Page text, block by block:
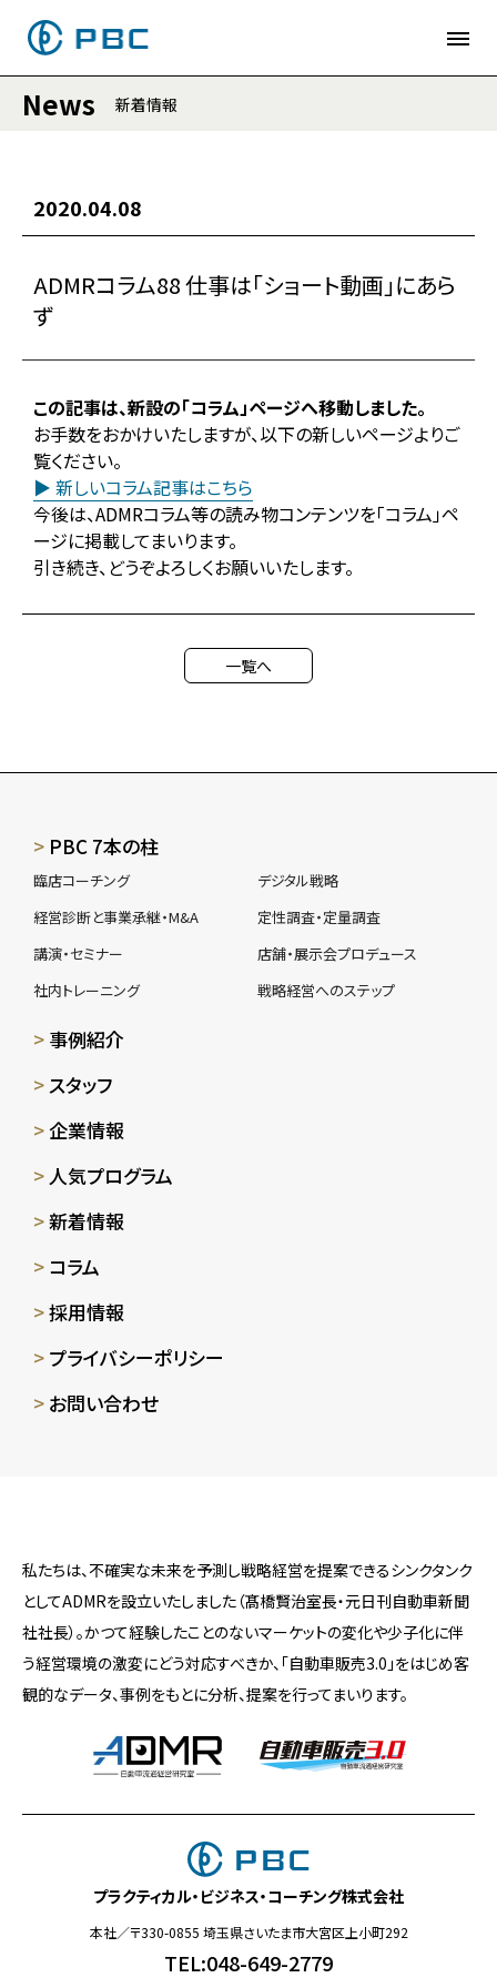
News 新着情報
2020.04.08
ADMRコラム88 仕事は「ショート動画」にあら
ず
この記事は、新設の「コラム」ページへ移動しました。
お手数をおかけいたしますが、以下の新しいページよりご
覧ください。
▶ 新しいコラム記事はこちら
今後は、ADMRコラム等の読み物コンテンツを「コラム」ペ
ージに掲載してまいります。
引き続き、どうぞよろしくお願いいたします。
一覧へ
PBC 7本の柱
臨店コーチング
経営診断と事業承継・M&A
講演・セミナー
社内トレーニング
デジタル戦略
定性調査・定量調査
店舗・展示会プロデュース
戦略経営へのステップ
事例紹介
スタッフ
企業情報
人気プログラム
新着情報
コラム
採用情報
プライバシーポリシー
お問い合わせ
私たちは、不確実な未来を予測し戦略経営を提案できるシンクタンク
としてADMRを設立いたしました（髙橋賢治室長・元日刊自動車新聞
社社長）。かつて経験したことのないマーケットの変化や少子化に伴
う経営環境の激変にどう対応すべきか、「自動車販売3.0」をはじめ客
観的なデータ、事例をもとに分析、提案を行ってまいります。
プラクティカル・ビジネス・コーチング株式会社
本社／〒330-0855 埼玉県さいたま市大宮区上小町292
TEL:048-649-2779